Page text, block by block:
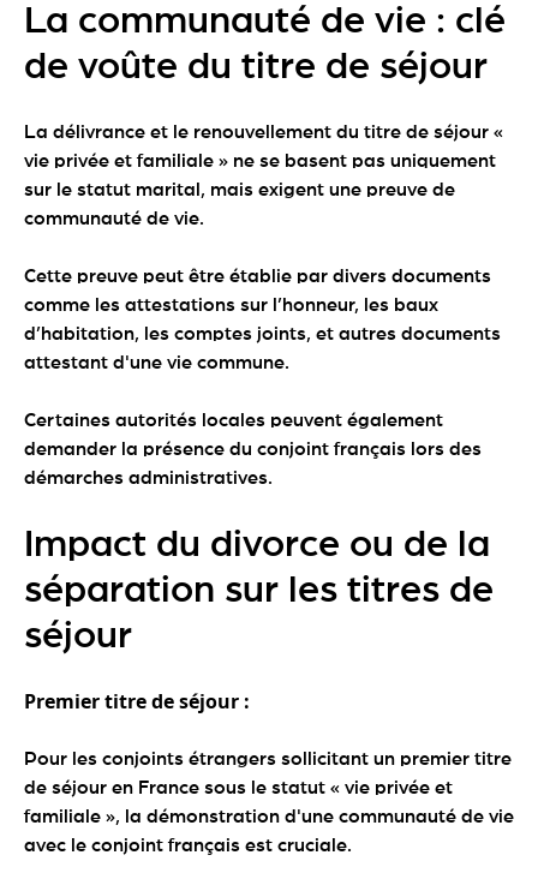
La communauté de vie : clé
de voûte du titre de séjour
La délivrance et le renouvellement du titre de séjour «
vie privée et familiale » ne se basent pas uniquement
sur le statut marital, mais exigent une preuve de
communauté de vie.
Cette preuve peut être établie par divers documents
comme les attestations sur l’honneur, les baux
d’habitation, les comptes joints, et autres documents
attestant d'une vie commune.
Certaines autorités locales peuvent également
demander la présence du conjoint français lors des
démarches administratives.
Impact du divorce ou de la
séparation sur les titres de
séjour
Premier titre de séjour :
Pour les conjoints étrangers sollicitant un premier titre
de séjour en France sous le statut « vie privée et
familiale », la démonstration d'une communauté de vie
avec le conjoint français est cruciale.